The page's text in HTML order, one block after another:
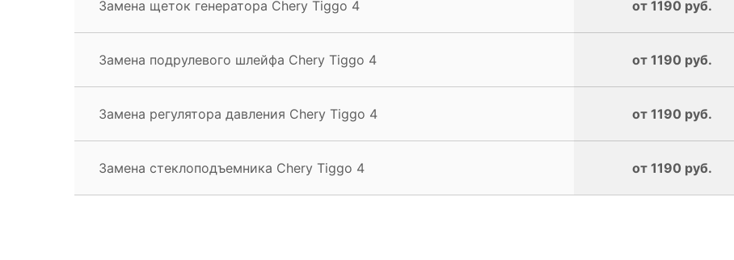
Замена щеток генератора Chery Tiggo 4 от 1190 руб.
Замена подрулевого шлейфа Chery Tiggo 4 от 1190 руб.
Замена регулятора давления Chery Tiggo 4 от 1190 руб.
Замена стеклоподъемника Chery Tiggo 4 от 1190 руб.